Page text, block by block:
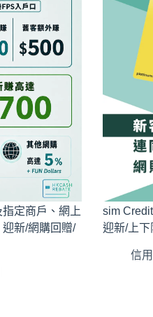
定商戶、網上
新/網購回贈/
sim
迎新/上
信